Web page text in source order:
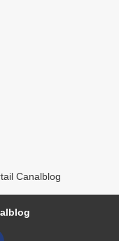
Canalblog